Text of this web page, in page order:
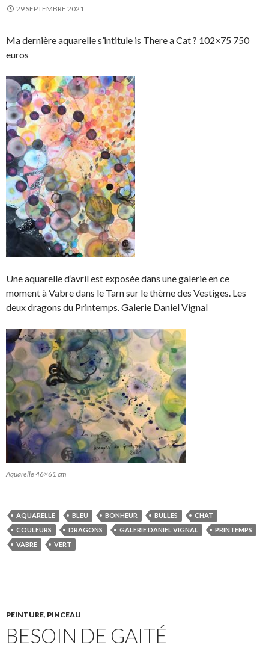
29 SEPTEMBRE 2021
Ma dernière aquarelle s’intitule is There a Cat ? 102×75 750
euros
Une aquarelle d’avril est exposée dans une galerie en ce
moment à Vabre dans le Tarn sur le thème des Vestiges. Les
deux dragons du Printemps. Galerie Daniel Vignal
Aquarelle 46×61 cm
AQUARELLE BLEU BONHEUR BULLES
CHAT
COULEURS
DRAGONS GALERIE DANIEL VIGNAL
PRINTEMPS
VABRE
VERT
PEINTURE, PINCEAU
BESOIN DE GAITÉ